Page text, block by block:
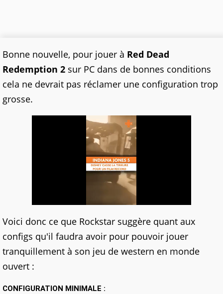
Bonne nouvelle, pour jouer à Red Dead
Redemption 2 sur PC dans de bonnes conditions
cela ne devrait pas réclamer une configuration trop
grosse.
Voici donc ce que Rockstar suggère quant aux
configs qu'il faudra avoir pour pouvoir jouer
tranquillement à son jeu de western en monde
ouvert :
CONFIGURATION MINIMALE :